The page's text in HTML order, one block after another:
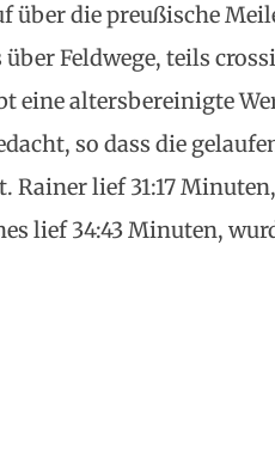
über die preußische
Feldwege, teils
eine altersbereinigte
so dass die
Rainer lief 31:17
lief 34:43 Minuten,